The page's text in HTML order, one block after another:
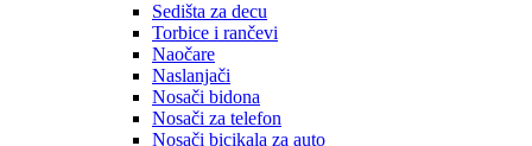
Sedišta za decu
Torbice i rančevi
Naočare
Naslanjači
Nosači bidona
Nosači za telefon
Nosači bicikala za auto